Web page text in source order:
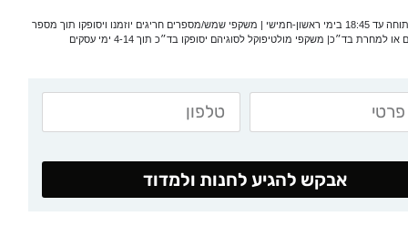
*המעבדה פתוחה עד 18:45 בימי ראשון-חמישי | משקפי שמש/מספרים חריגים יוזמנו ויסופקו תוך מספר
או למחרת בד״כ| משקפי מולטיפוקל לסוגיהם יסופקו בד״כ תוך 4-14 ימי עסקים
אבקש להגיע לחנות ולמדוד